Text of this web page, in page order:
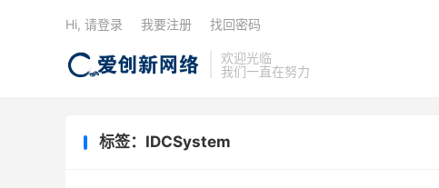
欢迎光临
我们一直在努力
Hi, 请登录 我要注册 找回密码
标签：IDCSystem